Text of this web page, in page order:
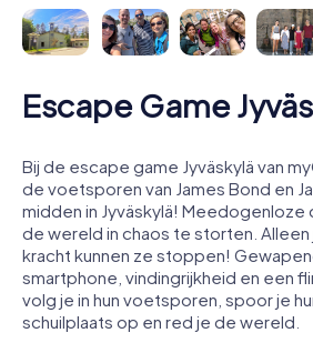
Escape Game
Bij de escape game Jyväskylä van
de voetsporen van James Bond en
midden in Jyväskylä! Meedogenloze
de wereld in chaos te storten. Alleen
kracht kunnen ze stoppen!
smartphone, vindingrijkheid en een
volg je in hun voetsporen, spoor je
schuilplaats op en red je de wereld.